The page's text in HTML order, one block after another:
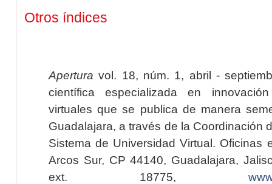
Otros índices
Apertura vol. 18, núm. 1, abril -
científica especializada en
virtuales que se publica de manera
Guadalajara, a través de la Coordinación
Sistema de Universidad Virtual. Oficinas
Arcos Sur, CP 44140, Guadalajara,
ext. 18775,